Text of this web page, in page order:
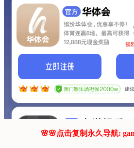
联系我们!